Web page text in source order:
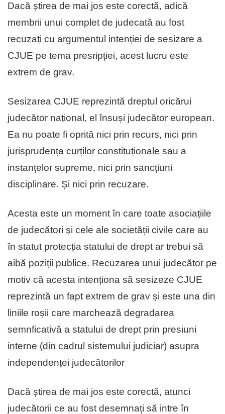
Dacă știrea de mai jos este corectă, adică
membrii unui complet de judecată au fost
recuzați cu argumentul intenției de sesizare a
CJUE pe tema presripției, acest lucru este
extrem de grav.
Sesizarea CJUE reprezintă dreptul oricărui
judecător național, el însuși judecător european.
Ea nu poate fi oprită nici prin recurs, nici prin
jurisprudența curților constituționale sau a
instanțelor supreme, nici prin sancțiuni
disciplinare. Și nici prin recuzare.
Acesta este un moment în care toate asociațiile
de judecători și cele ale societății civile care au
în statut protecția statului de drept ar trebui să
aibă poziții publice. Recuzarea unui judecător pe
motiv că acesta intenționa să sesizeze CJUE
reprezintă un fapt extrem de grav și este una din
liniile roșii care marchează degradarea
semnficativă a statului de drept prin presiuni
interne (din cadrul sistemului judiciar) asupra
independenței judecătorilor
Dacă știrea de mai jos este corectă, atunci
judecătorii ce au fost desemnați să intre în